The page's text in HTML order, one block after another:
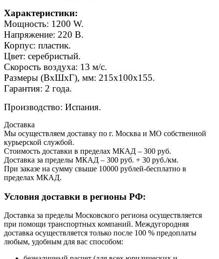
Характеристики:
Мощность: 1200 W.
Напряжение: 220 В.
Корпус: пластик.
Цвет: серебристый.
Скорость воздуха: 13 м/с.
Размеры (ВхШхГ), мм: 215х100х155.
Гарантия: 2 года.
Производство: Испания.
Доставка
Мы осуществляем доставку по г. Москва и МО собственной
курьерской службой.
Стоимость доставки в пределах МКАД – 300 руб.
Доставка за пределы МКАД – 300 руб. + 30 руб./км.
При заказе на сумму свыше 10000 рублей-бесплатно в
пределах МКАД.
Условия доставки в регионы РФ:
Доставка за пределы Московского региона осуществляется
при помощи транспортных компаний. Междугородняя
доставка осуществляется только после 100 % предоплаты
любым, удобным для вас способом: